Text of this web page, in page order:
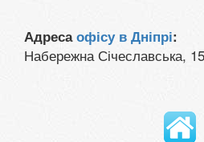
Адресаофісу в Дніпрі:
Набережна Січеславська,